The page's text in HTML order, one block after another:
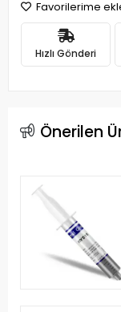
Favorilerime
Hızlı Gönderi
Önerilen